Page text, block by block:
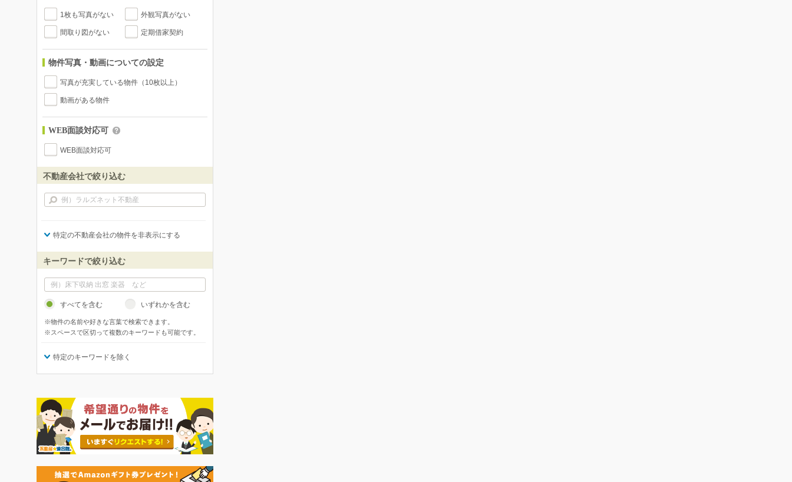
1枚も写真がない 外観写真がない
間取り図がない 定期借家契約
物件写真・動画についての設定
写真が充実している物件（10枚以上）
動画がある物件
WEB面談対応可
WEB面談対応可
不動産会社で絞り込む
特定の不動産会社の物件を非表示にする
キーワードで絞り込む
すべてを含む いずれかを含む
※物件の名前や好きな言葉で検索できます。
※スペースで区切って複数のキーワードも可能です。
特定のキーワードを除く